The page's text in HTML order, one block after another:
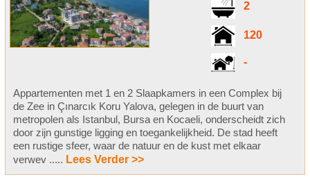
2
120
-
Appartementen met 1 en 2 Slaapkamers in een Complex bij
de Zee in Çınarcık Koru Yalova, gelegen in de buurt van
metropolen als Istanbul, Bursa en Kocaeli, onderscheidt zich
door zijn gunstige ligging en toegankelijkheid. De stad heeft
een rustige sfeer, waar de natuur en de kust met elkaar
verwev ..... Lees Verder >>